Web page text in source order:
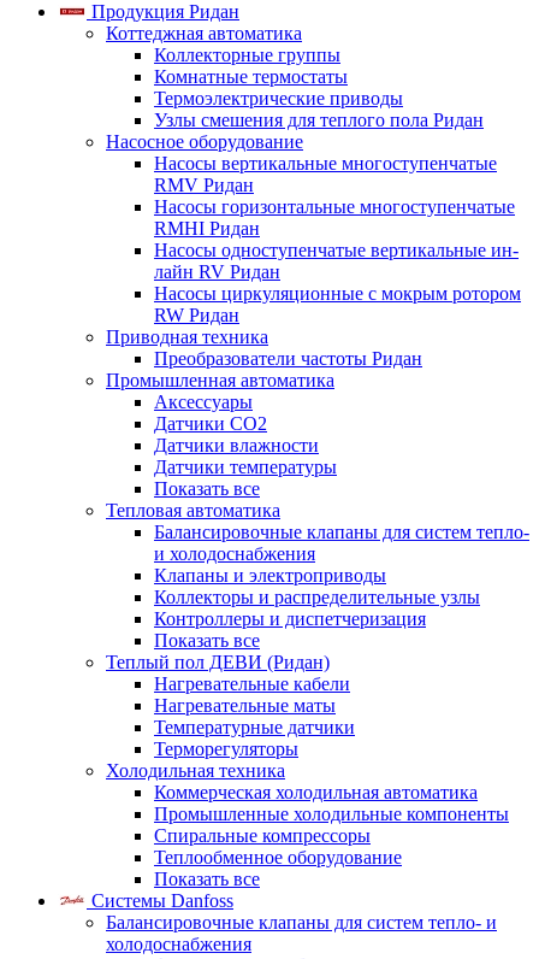
Продукция Ридан
Коттеджная автоматика
Коллекторные группы
Комнатные термостаты
Термоэлектрические приводы
Узлы смешения для теплого пола Ридан
Насосное оборудование
Насосы вертикальные многоступенчатые
RMV Ридан
Насосы горизонтальные многоступенчатые
RMHI Ридан
Насосы одноступенчатые вертикальные ин-
лайн RV Ридан
Насосы циркуляционные с мокрым ротором
RW Ридан
Приводная техника
Преобразователи частоты Ридан
Промышленная автоматика
Аксессуары
Датчики CO2
Датчики влажности
Датчики температуры
Показать все
Тепловая автоматика
Балансировочные клапаны для систем тепло-
и холодоснабжения
Клапаны и электроприводы
Коллекторы и распределительные узлы
Контроллеры и диспетчеризация
Показать все
Теплый пол ДЕВИ (Ридан)
Нагревательные кабели
Нагревательные маты
Температурные датчики
Терморегуляторы
Холодильная техника
Коммерческая холодильная автоматика
Промышленные холодильные компоненты
Спиральные компрессоры
Теплообменное оборудование
Показать все
Системы Danfoss
Балансировочные клапаны для систем тепло- и
холодоснабжения